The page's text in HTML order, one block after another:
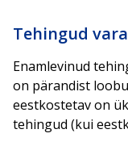
Tehingud
Enamlevinud
on pärandist
eestkostetav on
tehingud (kui